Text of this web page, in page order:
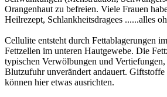
Orangenhaut zu befreien. Viele Frauen
Heilrezept, Schlankheitsdragees ......alles
Cellulite entsteht durch Fettablagerungen
Fettzellen im unteren Hautgewebe. Die
typischen Verwölbungen und
Blutzufuhr unverändert andauert. Giftstoffe
können hier etwas ausrichten.